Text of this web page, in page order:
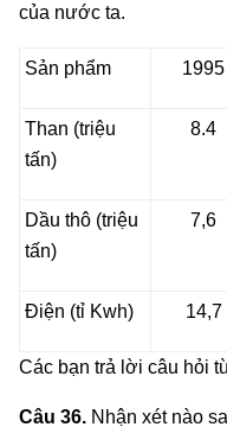
của nước ta.
Sản phẩm 1995
Than (triệu
tấn)
8.4
Dầu thô (triệu
tấn)
7,6
Điện (tỉ Kwh) 14,7
Các bạn trả lời câu hỏi
Câu 36. Nhận xét nào